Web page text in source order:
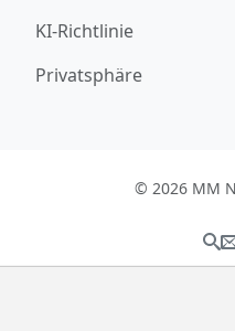
KI-Richtlinie
Privatsphäre
© 2026 MM